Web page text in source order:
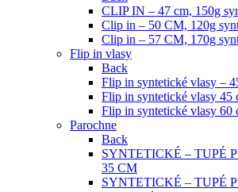
CLIP IN – 47 cm, 150g
Clip in – 50 CM, 120g
Clip in – 57 CM, 170g
Flip in vlasy
Back
Flip in syntetické vlasy –
Flip in syntetické vlasy 45
Flip in syntetické vlasy 60
Parochne
Back
SYNTETICKÉ – TUPÉ
35 CM
SYNTETICKÉ – TUPÉ